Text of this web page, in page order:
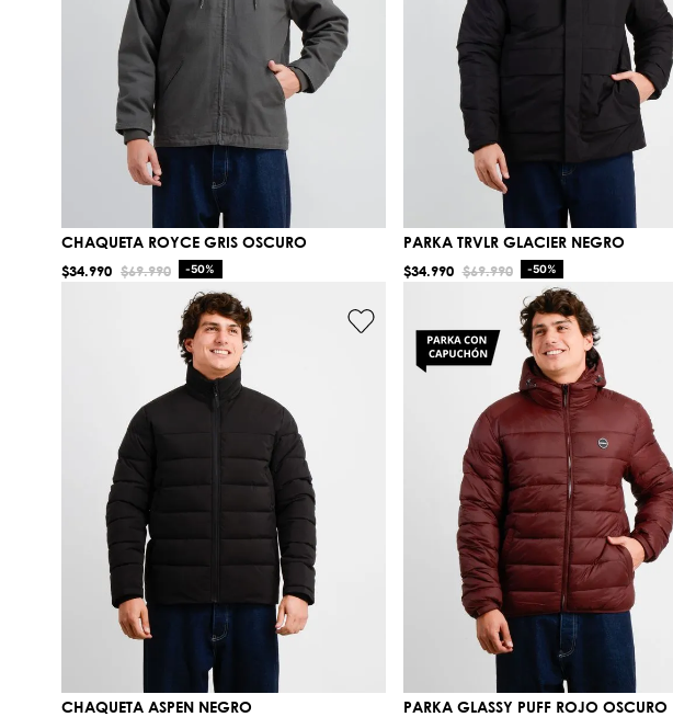
CHAQUETA ROYCE GRIS OSCURO
$69.990
$34.990 -50%
PARKA TRVLR GLACIER NEGRO
$69.990
$34.990 -50%
CHAQUETA ASPEN NEGRO PARKA GLASSY PUFF ROJO OSCURO